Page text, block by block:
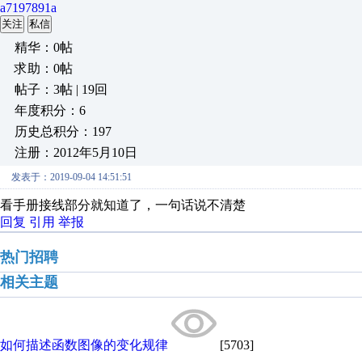
a7197891a
关注 私信
精华：0帖
求助：0帖
帖子：3帖 | 19回
年度积分：6
历史总积分：197
注册：2012年5月10日
发表于：2019-09-04 14:51:51
看手册接线部分就知道了，一句话说不清楚
回复 引用 举报
热门招聘
相关主题
如何描述函数图像的变化规律 [5703]